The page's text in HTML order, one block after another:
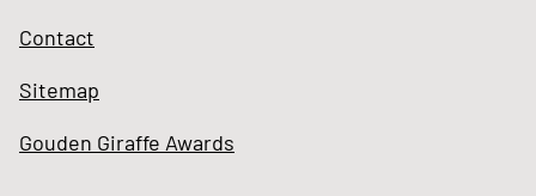
Contact
Sitemap
Gouden Giraffe Awards